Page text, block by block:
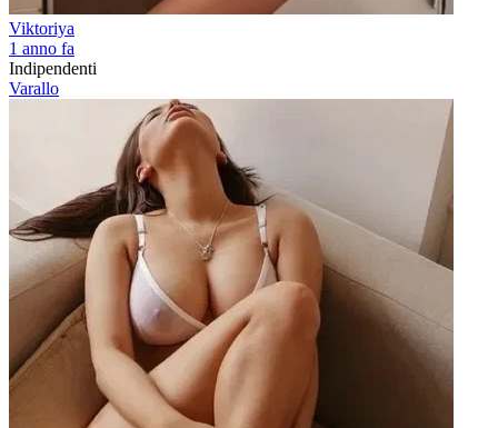
Viktoriya
1 anno fa
Indipendenti
Varallo